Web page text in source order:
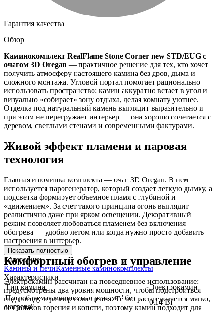
Гарантия качества
Обзор
Каминокомплект RealFlame Stone Corner new STD/EUG с
очагом 3D Oregan — практичное решение для тех, кто хочет
получить атмосферу настоящего камина без дров, дыма и
сложного монтажа. Угловой портал помогает рационально
использовать пространство: камин аккуратно встает в угол и
визуально «собирает» зону отдыха, делая комнату уютнее.
Отделка под натуральный камень выглядит выразительно и
при этом не перегружает интерьер — она хорошо сочетается с
деревом, светлыми стенами и современными фактурами.
Живой эффект пламени и паровая
технология
Главная изюминка комплекта — очаг 3D Oregan. В нем
используется парогенератор, который создает легкую дымку, а
подсветка формирует объемное пламя с глубиной и
«движением». За счет такого принципа огонь выглядит
реалистично даже при ярком освещении. Декоративный
режим позволяет любоваться пламенем без включения
обогрева — удобно летом или когда нужно просто добавить
настроения в интерьер.
Комфортный обогрев и управление
Электрокамин рассчитан на повседневное использование:
предусмотрены два уровня мощности, чтобы подстроиться
под погоду и размер помещения. Тепло распределяется мягко,
без запахов горения и копоти, поэтому камин подходит для
Показать полностью
Категории:
Камины и печиКаменные каминокомплекты
Характеристики
Тип камина
Электрокамин
Потребляемая мощность в режиме "без
нагрева"
0.14 Вт